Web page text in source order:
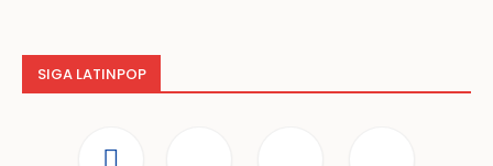
SIGA LATINPOP